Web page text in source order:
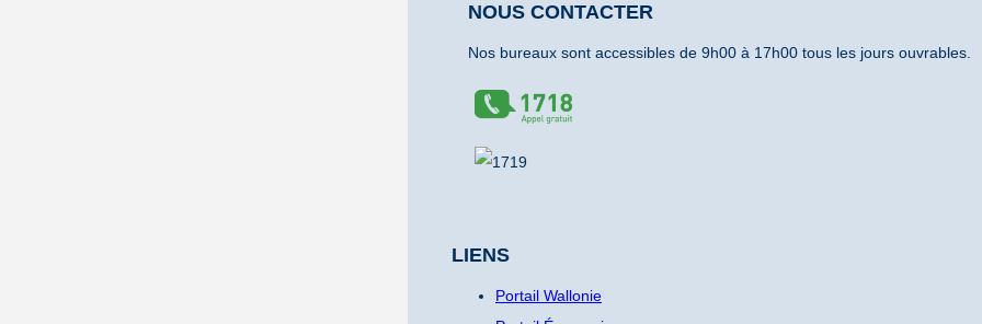
NOUS CONTACTER
Nos bureaux sont accessibles de 9h00 à 17h00 tous les jours ouvrables.
LIENS
Portail Wallonie